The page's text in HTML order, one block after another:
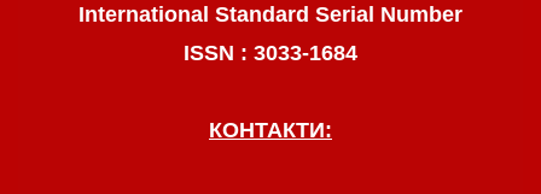
International Standard Serial Number
ISSN : 3033-1684
КОНТАКТИ: